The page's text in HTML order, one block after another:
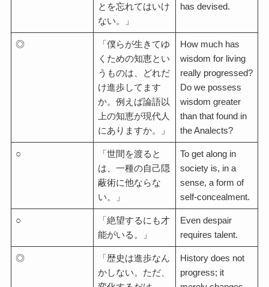
とを忘れてはいけ
ない。」
has devised.
◎
「僕らが生きてゆ
くための知恵とい
うものは、どれだ
け進歩してます
か。例えば論語以
上の知恵が現代人
にありますか。」
How much has
wisdom for living
really progressed?
Do we possess
wisdom greater
than that found in
the Analects?
○
「世間を渡ると
は、一種の自己隠
蔽術に他ならな
い。」
To get along in
society is, in a
sense, a form of
self-concealment.
○
「絶望するにも才
能がいる。」
Even despair
requires talent.
◎
「歴史は進歩なん
かしない。ただ、
History does not
progress; it